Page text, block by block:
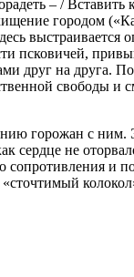
– / Вставить
городом
псковичей,
друг на друга.
свободы
горожан с ним.
сердце не
сопротивления и